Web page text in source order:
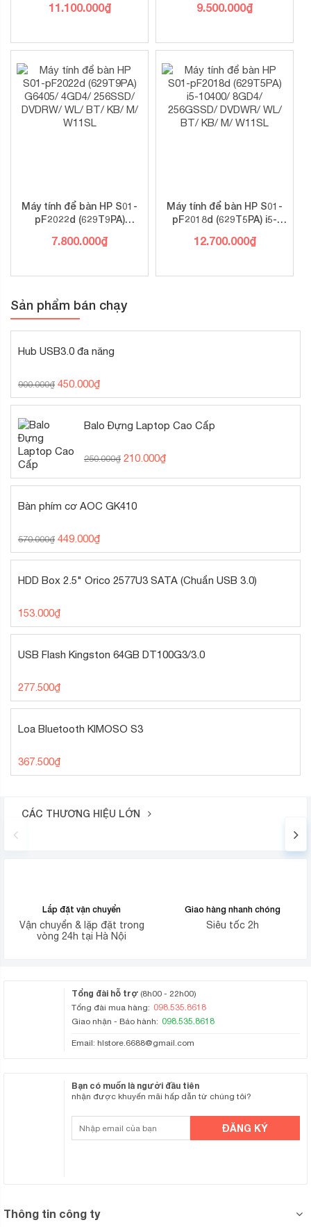
Core i5-10400 (2.90GHz,
Graphics/ DVDRW/ Wlan
ac+BT/ Key & Mouse/ Win
10H/ 1Yr
11.100.000₫
WL/ BT/ KB/ M/ W11SL
9.500.000₫
Máy tính để bàn HP S01-
pF2022d (629T9PA)
DVDRW/ WL/ BT/ KB/ M/
7.800.000₫
Máy tính để bàn HP S01-
pF2018d (629T5PA) i5-
DVDWR/ WL/ BT/ KB/ M/
12.700.000₫
Sản phẩm bán chạy
Hub USB3.0 đa năng
900.000₫ 450.000₫
Balo Đựng Laptop Cao Cấp
250.000₫ 210.000₫
Bàn phím cơ AOC GK410
570.000₫ 449.000₫
HDD Box 2.5" Orico 2577U3 SATA (Chuẩn USB 3.0)
153.000₫
USB Flash Kingston 64GB DT100G3/3.0
277.500₫
Loa Bluetooth KIMOSO S3
367.500₫
CÁC THƯƠNG HIỆU LỚN
Lắp đặt vận chuyển
Vận chuyển & lặp đặt trong
vòng 24h tại Hà Nội
Giao hàng nhanh chóng
Siêu tốc 2h
Tổng đài hỗ trợ (8h00 - 22h00)
Tổng đài mua hàng: 098.535.8618
Giao nhận - Bảo hành: 098.535.8618
Email: hlstore.6688@gmail.com
Bạn có muốn là người đầu tiên
nhận được khuyến mãi hấp dẫn từ chúng tôi?
Thông tin công ty